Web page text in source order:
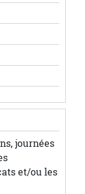
journées
et/ou les